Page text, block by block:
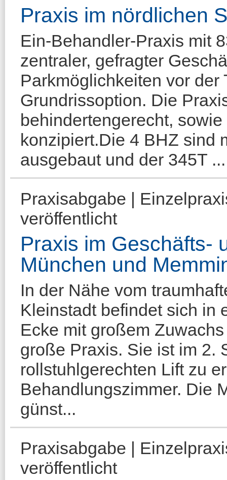
Praxis im nördlichen
Ein-Behandler-Praxis mit
zentraler, gefragter
Parkmöglichkeiten vor der
Grundrissoption. Die
behindertengerecht,
konzipiert.Die 4 BHZ sind
ausgebaut und der 345T ...
Praxisabgabe |
veröffentlicht
Praxis im Geschäfts-
München und
In der Nähe vom
Kleinstadt befindet sich in
Ecke mit großem
große Praxis. Sie ist im 2.
rollstuhlgerechten Lift zu
Behandlungszimmer. Die
günst...
Praxisabgabe |
veröffentlicht